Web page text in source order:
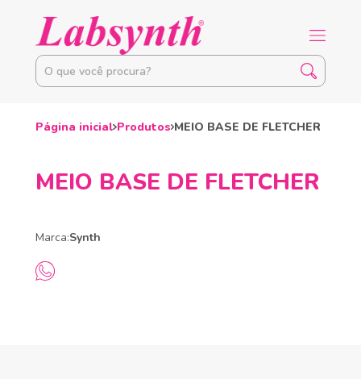
Página inicial Produtos MEIO BASE DE FLETCHER
MEIO BASE DE FLETCHER
Marca:Synth